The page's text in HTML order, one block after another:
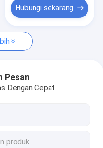
Hubungi sekarang
Pesan
Dengan Cepat